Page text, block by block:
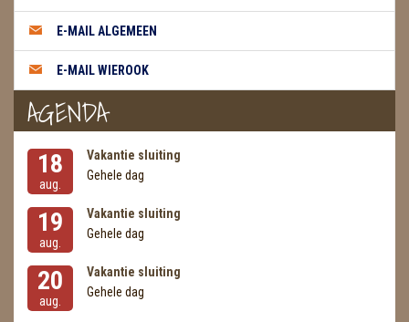
READING EN PERSOONLIJK ADVIES
RUWE STENEN
SCHEDELS / SKULLS
SPECIALE STUKKEN
TELEFOON KOORDEN
VLINDERS
E-MAIL ALGEMEEN
E-MAIL WIEROOK
AGENDA
18
aug.
Vakantie sluiting
Gehele dag
19
aug.
Vakantie sluiting
Gehele dag
20
aug.
Vakantie sluiting
Gehele dag